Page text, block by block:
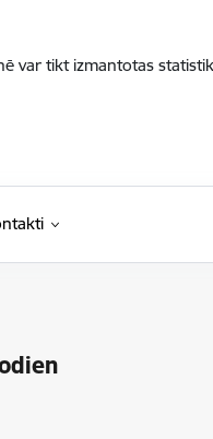
var tikt izmantotas